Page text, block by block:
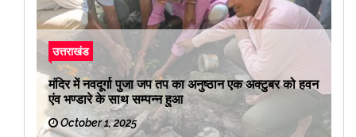
उत्तराखंड
मंदिर में नवदूर्गा पुजा जप तप का अनुष्ठान एक अक्टुबर को हवन
एंव भण्डारे के साथ सम्पन्न हुआ
October 1, 2025